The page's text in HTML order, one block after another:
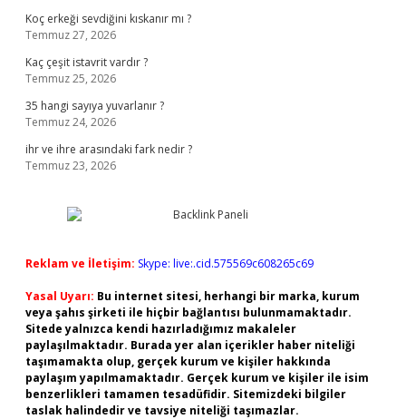
Koç erkeği sevdiğini kıskanır mı ?
Temmuz 27, 2026
Kaç çeşit istavrit vardır ?
Temmuz 25, 2026
35 hangi sayıya yuvarlanır ?
Temmuz 24, 2026
ihr ve ihre arasındaki fark nedir ?
Temmuz 23, 2026
Reklam ve İletişim: Skype: live:.cid.575569c608265c69
Yasal Uyarı: Bu internet sitesi, herhangi bir marka, kurum
veya şahıs şirketi ile hiçbir bağlantısı bulunmamaktadır.
Sitede yalnızca kendi hazırladığımız makaleler
paylaşılmaktadır. Burada yer alan içerikler haber niteliği
taşımamakta olup, gerçek kurum ve kişiler hakkında
paylaşım yapılmamaktadır. Gerçek kurum ve kişiler ile isim
benzerlikleri tamamen tesadüfidir. Sitemizdeki bilgiler
taslak halindedir ve tavsiye niteliği taşımazlar.